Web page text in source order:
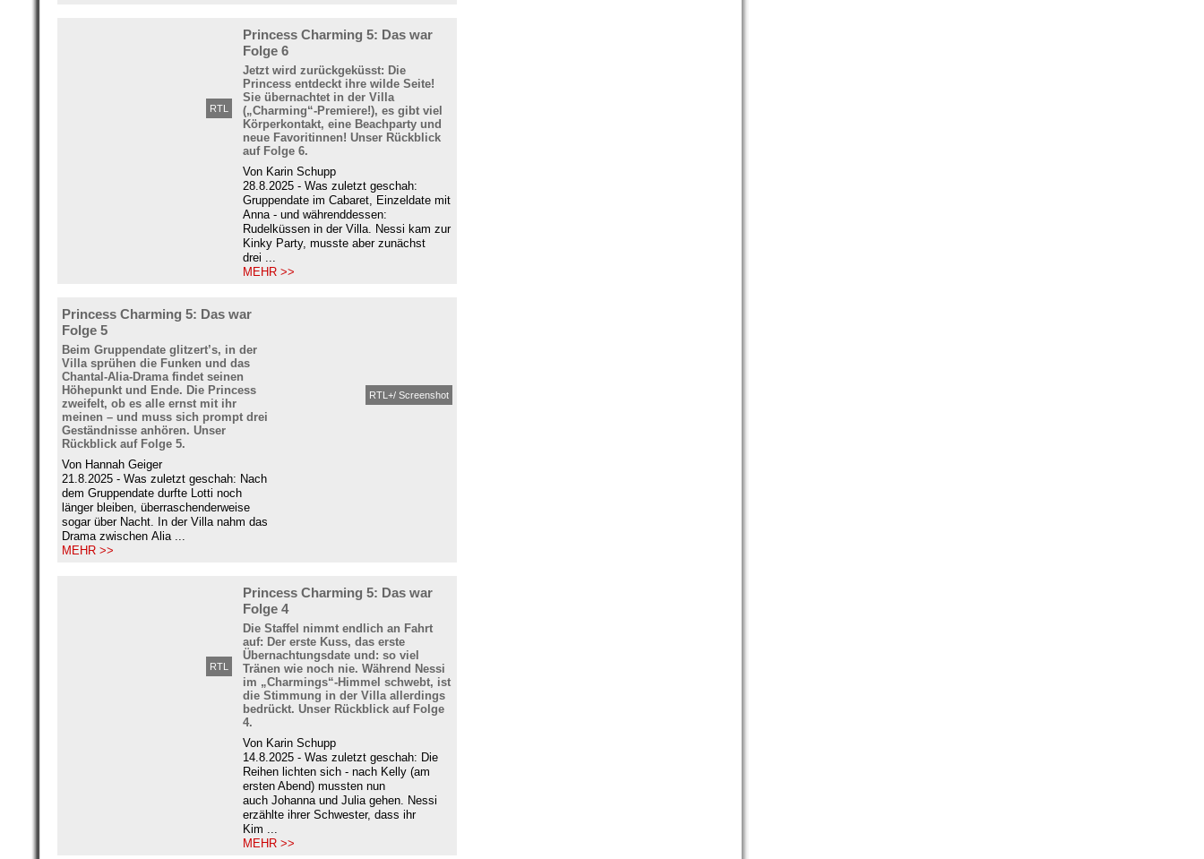
RTL
Princess Charming 5: Das war
Folge 6
Jetzt wird zurückgeküsst: Die
Princess entdeckt ihre wilde Seite!
Sie übernachtet in der Villa
(„Charming“-Premiere!), es gibt viel
Körperkontakt, eine Beachparty und
neue Favoritinnen! Unser Rückblick
auf Folge 6.
Von Karin Schupp
28.8.2025 - Was zuletzt geschah:
Gruppendate im Cabaret, Einzeldate mit
Anna - und währenddessen:
Rudelküssen in der Villa. Nessi kam zur
Kinky Party, musste aber zunächst
drei ...
MEHR >>
RTL+/ Screenshot
Princess Charming 5: Das war
Folge 5
Beim Gruppendate glitzert’s, in der
Villa sprühen die Funken und das
Chantal-Alia-Drama findet seinen
Höhepunkt und Ende. Die Princess
zweifelt, ob es alle ernst mit ihr
meinen – und muss sich prompt drei
Geständnisse anhören. Unser
Rückblick auf Folge 5.
Von Hannah Geiger
21.8.2025 - Was zuletzt geschah: Nach
dem Gruppendate durfte Lotti noch
länger bleiben, überraschenderweise
sogar über Nacht. In der Villa nahm das
Drama zwischen Alia ...
MEHR >>
RTL
Princess Charming 5: Das war
Folge 4
Die Staffel nimmt endlich an Fahrt
auf: Der erste Kuss, das erste
Übernachtungsdate und: so viel
Tränen wie noch nie. Während Nessi
im „Charmings“-Himmel schwebt, ist
die Stimmung in der Villa allerdings
bedrückt. Unser Rückblick auf Folge
4.
Von Karin Schupp
14.8.2025 - Was zuletzt geschah: Die
Reihen lichten sich - nach Kelly (am
ersten Abend) mussten nun
auch Johanna und Julia gehen. Nessi
erzählte ihrer Schwester, dass ihr
Kim ...
MEHR >>